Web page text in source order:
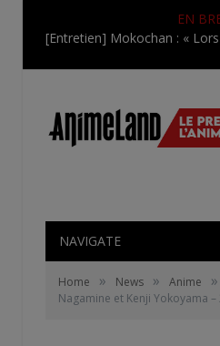
EN
NAVIGATE
Home » News » Anime »
Nagamine et Kenji Yokoyama